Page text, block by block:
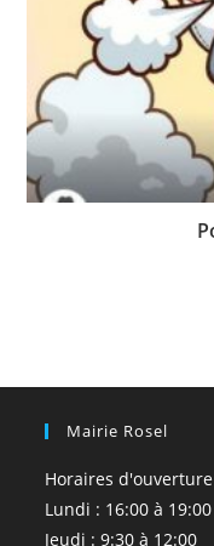
Mairie Rosel
Horaires
Lundi : 16:00 à 19:00
Jeudi : 9:30 à 12:00